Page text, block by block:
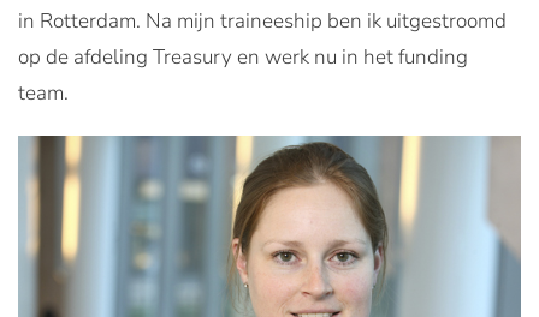
in Rotterdam. Na mijn traineeship ben ik uitgestroomd
op de afdeling Treasury en werk nu in het funding
team.